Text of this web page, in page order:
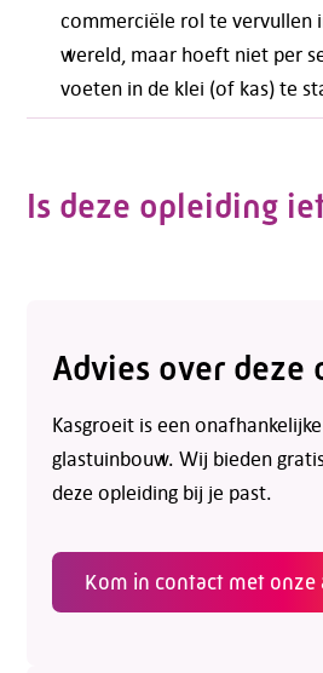
commerciële rol te vervullen
wereld, maar hoeft niet per
voeten in de klei (of kas) te
Is deze opleiding
Advies over deze
Kasgroeit is een
glastuinbouw. Wij bieden
deze opleiding bij je past.
Kom in contact met onze